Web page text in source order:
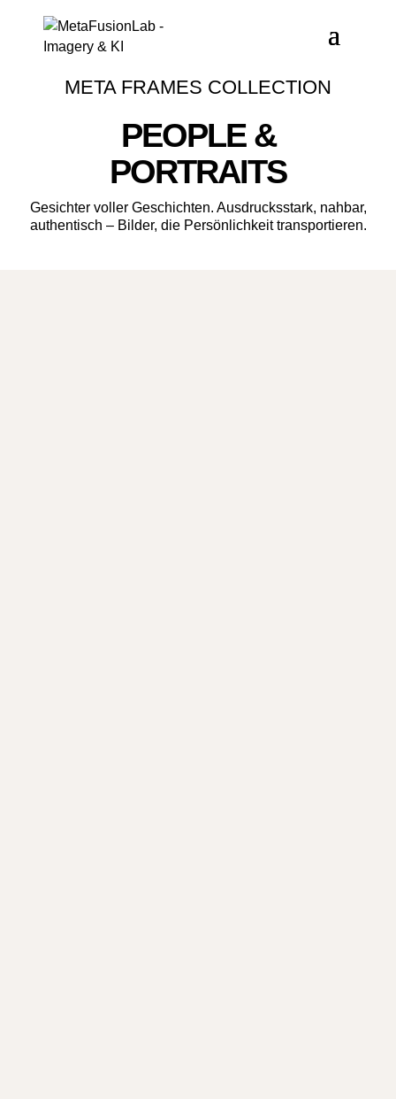
META FRAMES COLLECTION
PEOPLE &
PORTRAITS
Gesichter voller Geschichten. Ausdrucksstark, nahbar,
authentisch – Bilder, die Persönlichkeit transportieren.